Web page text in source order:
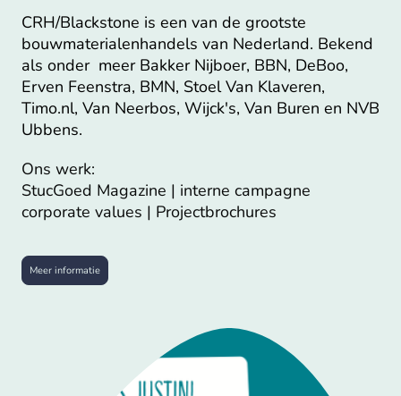
CRH/Blackstone is een van de grootste
bouwmaterialenhandels van Nederland. Bekend
als onder meer Bakker Nijboer, BBN, DeBoo,
Erven Feenstra, BMN, Stoel Van Klaveren,
Timo.nl, Van Neerbos, Wijck's, Van Buren en NVB
Ubbens.
Ons werk:
StucGoed Magazine | interne campagne
corporate values | Projectbrochures
Meer informatie